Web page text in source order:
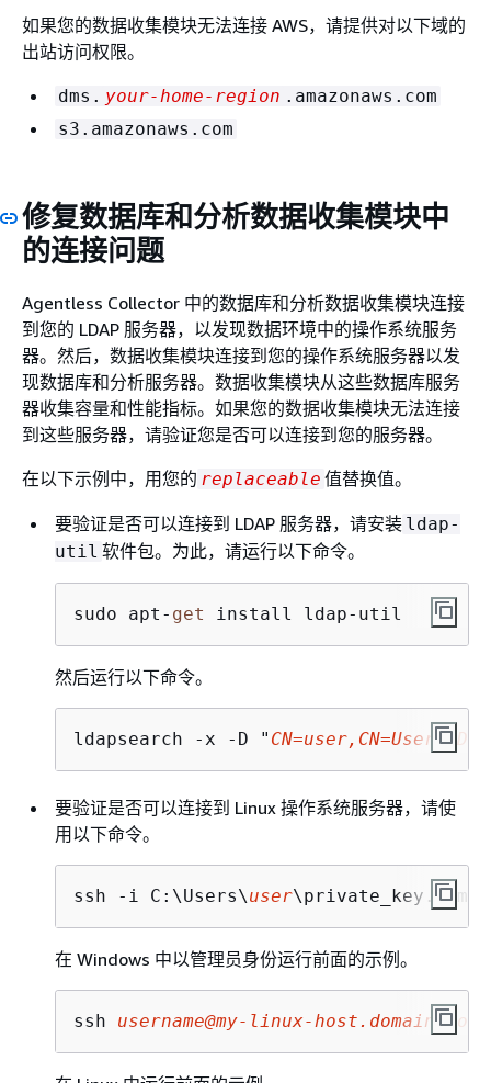
如果您的数据收集模块无法连接 AWS，请提供对以下域的
出站访问权限。
dms. your-home-region .amazonaws.com
s3.amazonaws.com
修复数据库和分析数据收集模块中
的连接问题
Agentless Collector 中的数据库和分析数据收集模块连接
到您的 LDAP 服务器，以发现数据环境中的操作系统服务
器。然后，数据收集模块连接到您的操作系统服务器以发
现数据库和分析服务器。数据收集模块从这些数据库服务
器收集容量和性能指标。如果您的数据收集模块无法连接
到这些服务器，请验证您是否可以连接到您的服务器。
在以下示例中，用您的 replaceable 值替换值。
要验证是否可以连接到 LDAP 服务器，请安装 ldap-
util 软件包。为此，请运行以下命令。
sudo apt- get install ldap-util
然后运行以下命令。
ldapsearch -x -D "
要验证是否可以连接到 Linux 操作系统服务器，请使
用以下命令。
ssh -i C:\Users\user\private_key.pem
在 Windows 中以管理员身份运行前面的示例。
ssh username@my-linux-host.domain.com